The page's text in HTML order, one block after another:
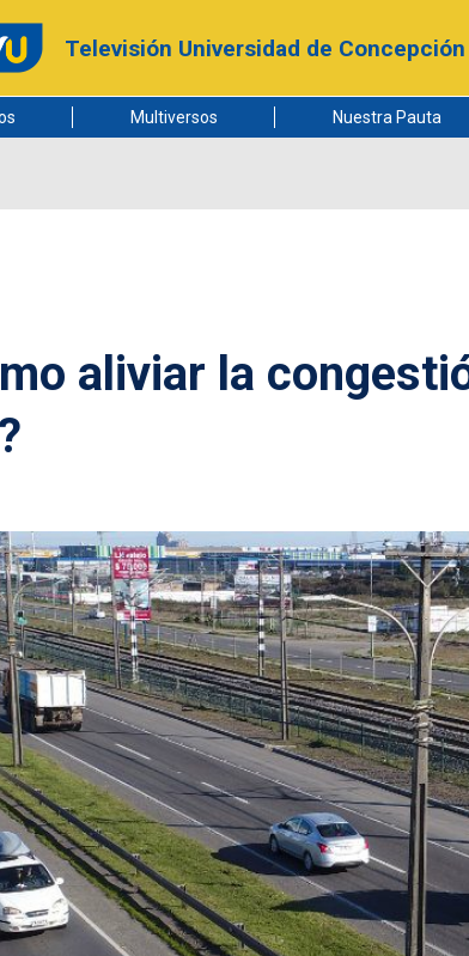
Televisión Universidad de Concepción
Multiversos Nuestra Pauta
aliviar la